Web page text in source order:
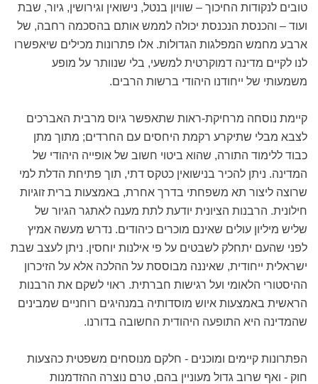
טובים לנקודות החיכוך – שוויון בנטל, נישואין וגירושין, גיור, שבת
ועוד – והכנסת הנכנסת יכולה לממש אותם בהסכמה רחבה, של
ארבע מחמש המפלגות הגדולות. אלו פתרונות מכילים שיאפשרו
לנו לקיים מדינה דמוקרטית למשעי, בלי שנוותר על מופע
משמעותי של ייחודנו היהודי ברשות הרבים.
קיימת נוסחה מרחיקת-ראות שתאפשר גיוס מרבית האברכים
לצבא מבלי שתיקרע רקמת היחסים עם החרדים; מתוך מתן
כבוד ללימוד התורה, שהוא ביטוי חשוב של אופייה היהודי של
המדינה. ניתן להכיר בנישואין כטקס דתי, תוך פתיחת הדלת למי
שרוצה ליצור תא משפחתי בדרך אחרת, באמצעות ברית זוגיות
חילונית. הרבנות הציונית יודעת לתת מענה לאתגר הגיור של
שליש מיליון עולים שאינם מוכרים כיהודים. נדרש מעשה אמיץ
לפני שהעם יתחלק לשבטים על פי אילנות יוחסין. ניתן לעצב שבת
ישראלית ייחודית, שאיננה מבוססת על ההלכה אלא על הזיכרון
ההיסטורי הלאומי ועל רגישות חברתית. ראוי לשקם את הרבנות
הראשית באמצעות איוש מוסדותיה במנהיגים רוחניים שמבינים
שהמדינה היא התופעה היהודית החשובה בדורנו.
הפתרונות קיימים ומוכנים - חלקם מנוסחים משפטית כהצעות
חוק - ואף שרוב גדול מעוניין בהם, טרם נוצרה ההזדמנות